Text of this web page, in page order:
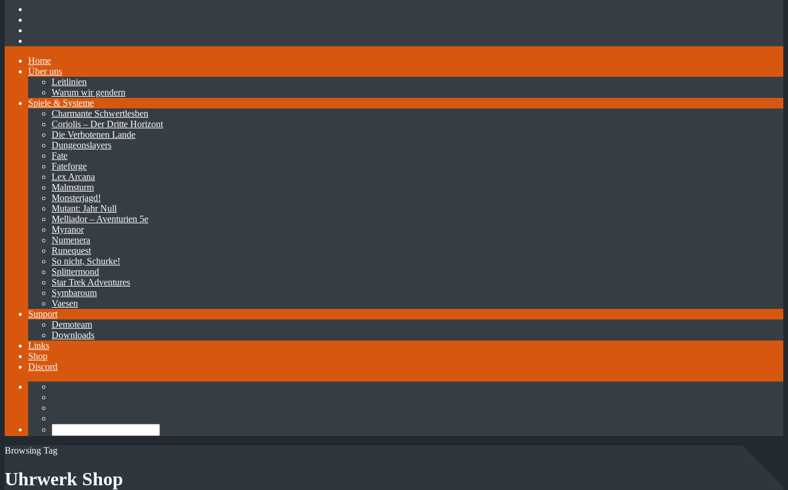
Home
Über uns
Leitlinien
Warum wir gendern
Spiele & Systeme
Charmante Schwertlesben
Coriolis – Der Dritte Horizont
Die Verbotenen Lande
Dungeonslayers
Fate
Fateforge
Lex Arcana
Malmsturm
Monsterjagd!
Mutant: Jahr Null
Melliador – Aventurien 5e
Myranor
Numenera
Runequest
So nicht, Schurke!
Splittermond
Star Trek Adventures
Symbaroum
Vaesen
Support
Demoteam
Downloads
Links
Shop
Discord
Browsing Tag
Uhrwerk Shop